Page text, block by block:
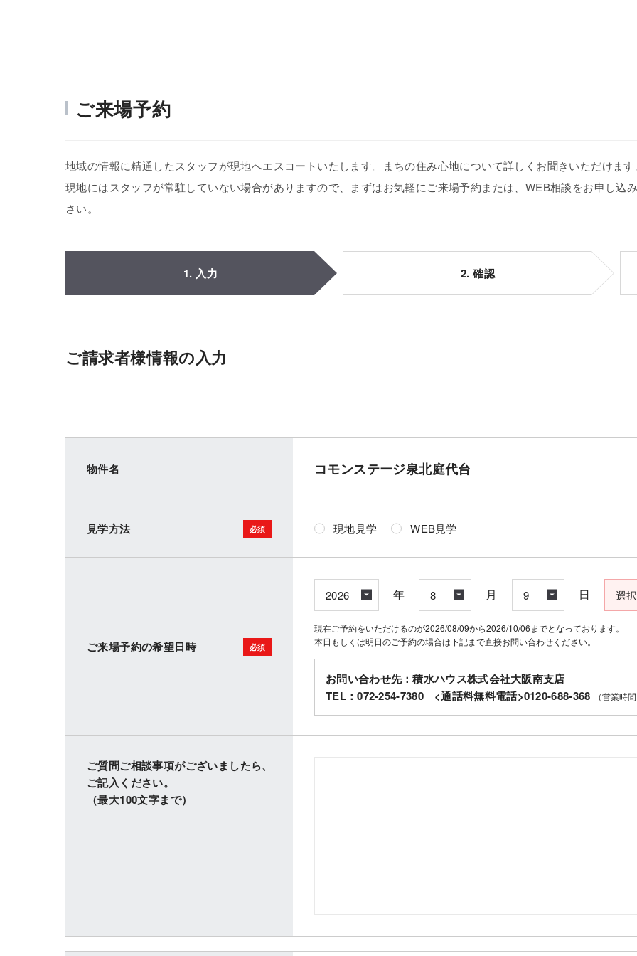
ご来場予約
地域の情報に精通したスタッフが現地へエスコートいたします。まちの住み心地について詳しくお聞きいただけま
現地にはスタッフが常駐していない場合がありますので、まずはお気軽にご来場予約または、WEB相談をお申し込
さい。
1. 入力 2. 確認
ご請求者様情報の入力
物件名 コモンステージ泉北庭代台
見学方法 現地見学 WEB見学
ご来場予約の希望日時
年 月 日
現在ご予約をいただけるのが2026/08/09から2026/10/06までとなっております。
本日もしくは明日のご予約の場合は下記まで直接お問い合わせください。
お問い合わせ先：積水ハウス株式会社大阪南支店
TEL：072-254-7380 <通話料無料電話>0120-688-368 （営業時
ご質問ご相談事項がございましたら、
ご記入ください。
（最大100文字まで）